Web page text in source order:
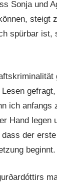
Sonja und
steigt
spürbar
ich
Hand
der
beginnt.